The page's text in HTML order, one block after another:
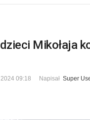
Mikołaja
09:18 Napisał Super